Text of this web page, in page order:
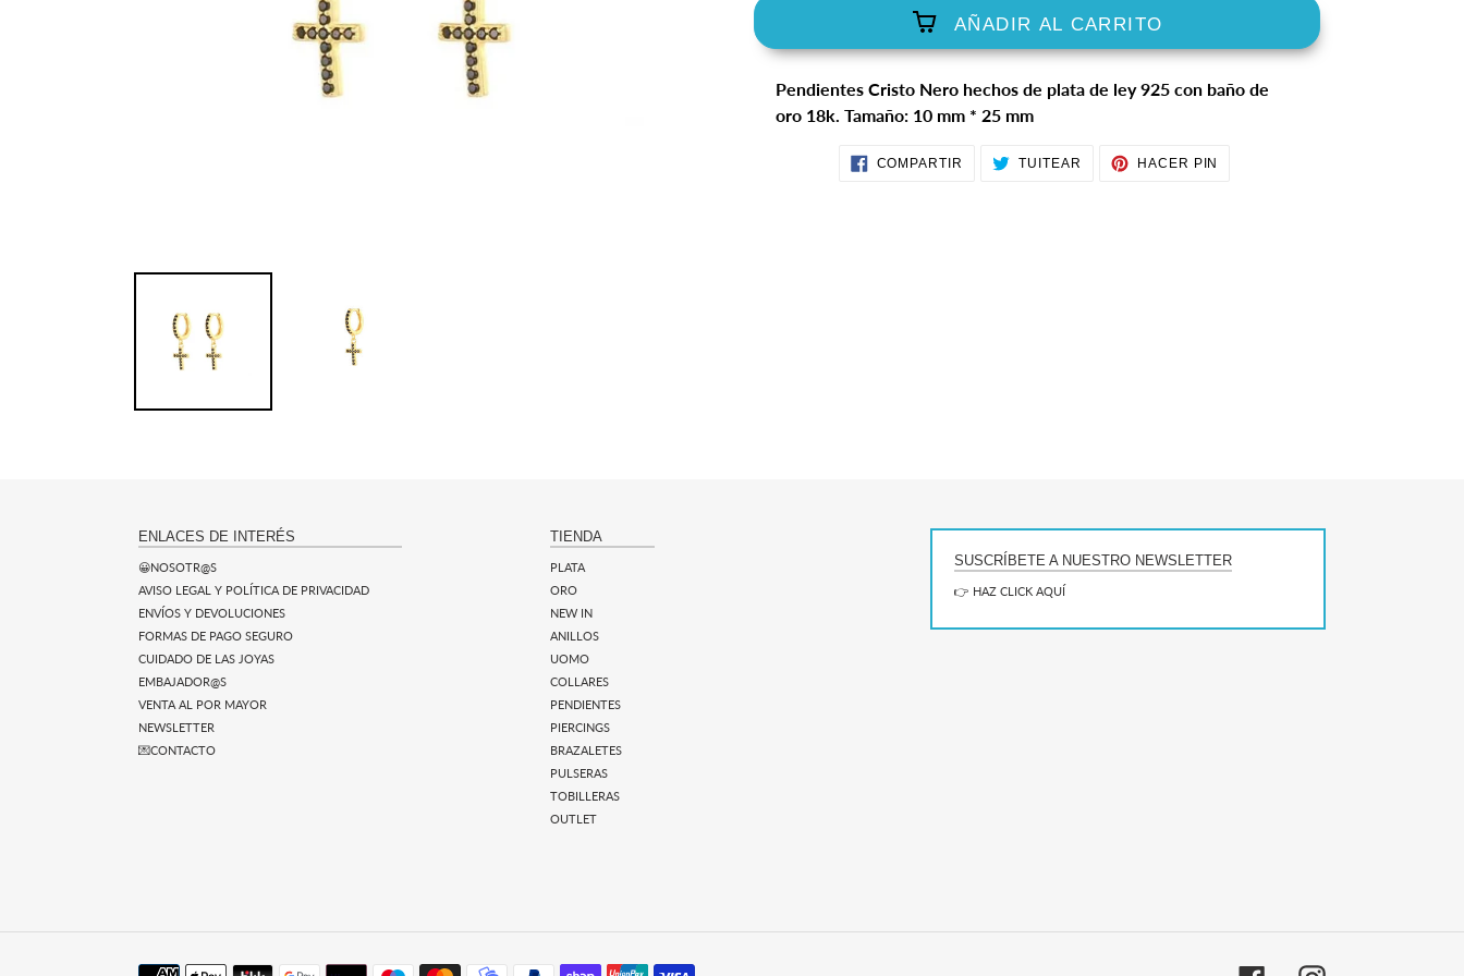
AÑADIR AL CARRITO
producto
Pendientes Cristo Nero hechos de plata de ley 925 con baño de
oro 18k. Tamaño: 10 mm * 25 mm
COMPARTIR COMPARTIRTUITEAR TUITEARHACER PIN
ENLACES DE INTERÉS
😀NOSOTR@S
AVISO LEGAL Y POLÍTICA DE PRIVACIDAD
ENVÍOS Y DEVOLUCIONES
FORMAS DE PAGO SEGURO
CUIDADO DE LAS JOYAS
EMBAJADOR@S
VENTA AL POR MAYOR
NEWSLETTER
💌CONTACTO
TIENDA
PLATA
ORO
NEW IN
ANILLOS
UOMO
COLLARES
PENDIENTES
PIERCINGS
BRAZALETES
PULSERAS
TOBILLERAS
OUTLET
SUSCRÍBETE A NUESTRO NEWSLETTER
👉 HAZ CLICK AQUÍ